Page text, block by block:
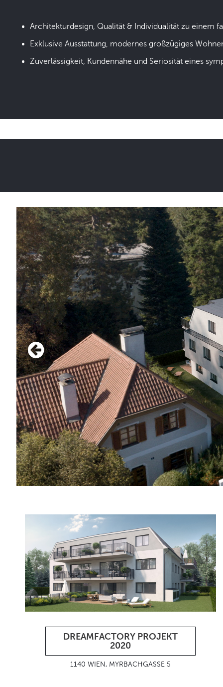
Architekturdesign, Qualität & Individualität zu einem
Exklusive Ausstattung, modernes großzügiges
Zuverlässigkeit, Kundennähe und Seriosität eines
DREAMFACTORY PROJEKT
2020
1140 WIEN, MYRBACHGASSE 5